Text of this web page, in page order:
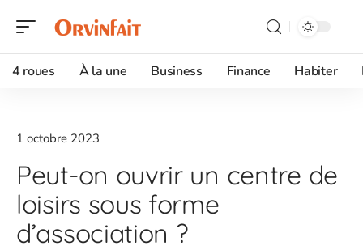
4 roues À la une Business Finance Habiter
1 octobre 2023
Peut-on ouvrir un centre de
loisirs sous forme
d’association ?